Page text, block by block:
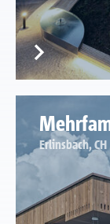
Erlinsbach, CH